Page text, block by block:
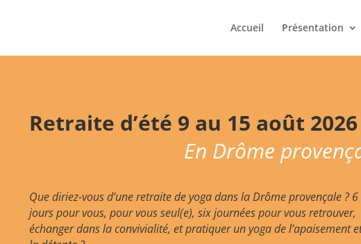
Accueil Présentation
Retraite d’été 9 au 15 août 2026
En Drôme
Que diriez-vous d’une retraite de yoga dans la Drôme provençale ? 6
jours pour vous, pour vous seul(e), six journées pour vous retrouver,
échanger dans la convivialité, et pratiquer un yoga de l’apaisement